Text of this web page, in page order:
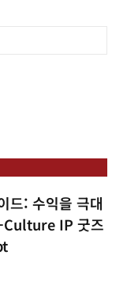
드: 수익을 극대
Culture IP 굿즈